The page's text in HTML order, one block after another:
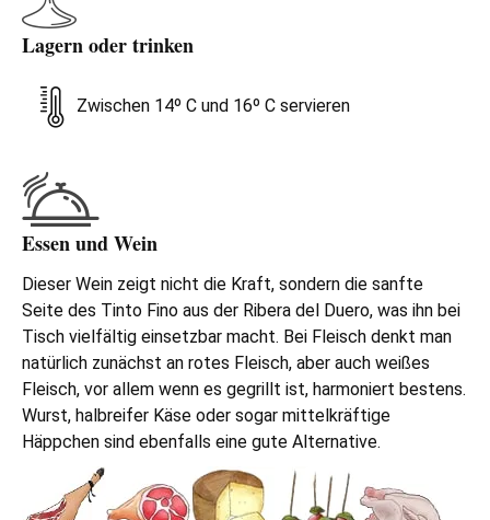
Lagern oder trinken
Zwischen 14º C und 16º C servieren
Essen und Wein
Dieser Wein zeigt nicht die Kraft, sondern die sanfte
Seite des Tinto Fino aus der Ribera del Duero, was ihn bei
Tisch vielfältig einsetzbar macht. Bei Fleisch denkt man
natürlich zunächst an rotes Fleisch, aber auch weißes
Fleisch, vor allem wenn es gegrillt ist, harmoniert bestens.
Wurst, halbreifer Käse oder sogar mittelkräftige
Häppchen sind ebenfalls eine gute Alternative.